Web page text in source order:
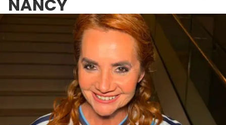
NANCY